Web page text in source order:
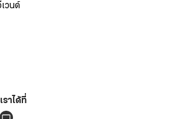
วนต์
าได้ที่